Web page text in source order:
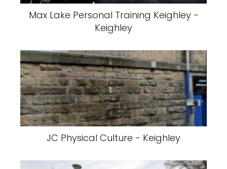
Max Lake Personal Training Keighley -
Keighley
JC Physical Culture - Keighley